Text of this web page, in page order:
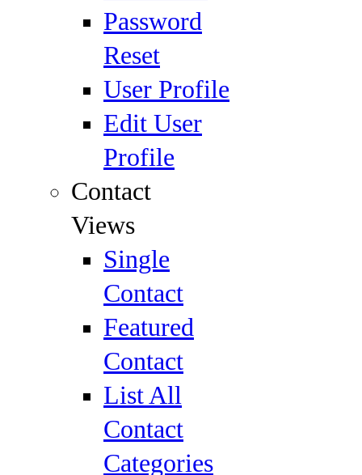
Password
Reset
User Profile
Edit User
Profile
Contact
Views
Single
Contact
Featured
Contact
List All
Contact
Categories